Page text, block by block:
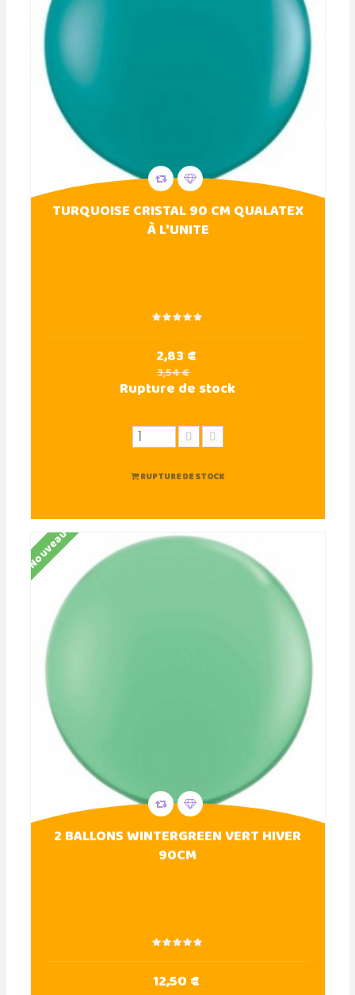
TURQUOISE CRISTAL 90 CM QUALATEX
À L'UNITE
2,83 €
3,54 €
Rupture de stock
RUPTURE DE STOCK
Nouveau
2 BALLONS WINTERGREEN VERT HIVER
90CM
12,50 €